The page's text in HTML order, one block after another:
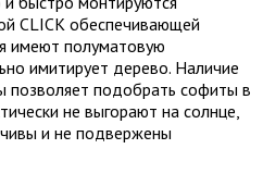
CLICК обеспечивающей
имеют полуматовую
имитирует дерево. Наличие
подобрать софиты в
не выгорают на солнце,
и не подвержены